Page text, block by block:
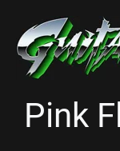
contenu
Pink